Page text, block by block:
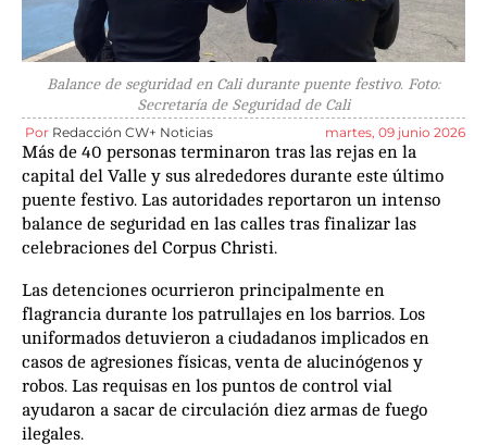
Balance de seguridad en Cali durante puente festivo. Foto:
Secretaría de Seguridad de Cali
Por Redacción CW+ Noticias martes, 09 junio 2026
Más de 40 personas terminaron tras las rejas en la
capital del Valle y sus alrededores durante este último
puente festivo. Las autoridades reportaron un intenso
balance de seguridad en las calles tras finalizar las
celebraciones del Corpus Christi.
Las detenciones ocurrieron principalmente en
flagrancia durante los patrullajes en los barrios. Los
uniformados detuvieron a ciudadanos implicados en
casos de agresiones físicas, venta de alucinógenos y
robos. Las requisas en los puntos de control vial
ayudaron a sacar de circulación diez armas de fuego
ilegales.